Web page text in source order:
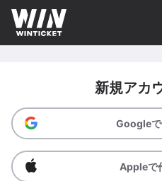
新規アカ
Googleで
Appleで